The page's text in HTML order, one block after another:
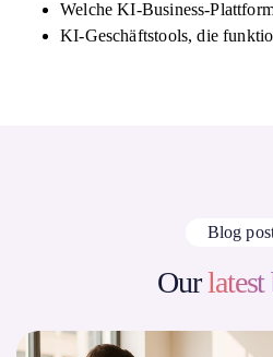
Welche KI-Business-
KI-Geschäftstools, die
Blog
Our